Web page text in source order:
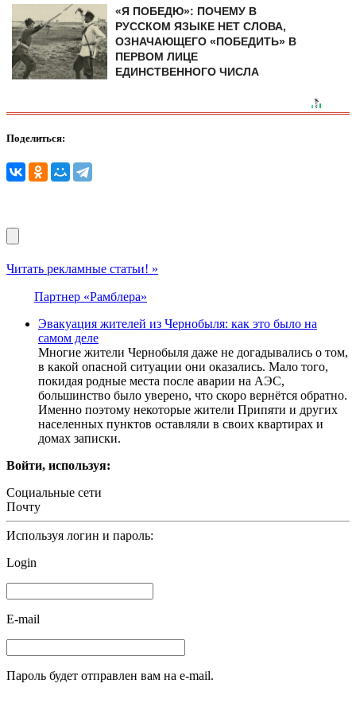
«Я ПОБЕДЮ»: ПОЧЕМУ В
РУССКОМ ЯЗЫКЕ НЕТ СЛОВА,
ОЗНАЧАЮЩЕГО «ПОБЕДИТЬ» В
ПЕРВОМ ЛИЦЕ
ЕДИНСТВЕННОГО ЧИСЛА
Поделиться:
Читать рекламные статьи! »
Партнер «Рамблера»
Эвакуация жителей из Чернобыля: как это было на
самом деле
Многие жители Чернобыля даже не догадывались о том,
в какой опасной ситуации они оказались. Мало того,
покидая родные места после аварии на АЭС,
большинство было уверено, что скоро вернётся обратно.
Именно поэтому некоторые жители Припяти и других
населенных пунктов оставляли в своих квартирах и
домах записки.
Войти, используя:
Социальные сети
Почту
Используя логин и пароль:
Login
E-mail
Пароль будет отправлен вам на e-mail.